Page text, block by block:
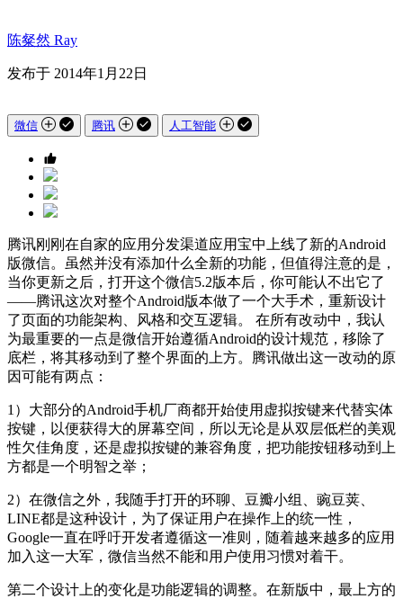
陈粲然 Ray
发布于 2014年1月22日
微信 腾讯 人工智能
腾讯刚刚在自家的应用分发渠道应用宝中上线了新的Android
版微信。虽然并没有添加什么全新的功能，但值得注意的是，
当你更新之后，打开这个微信5.2版本后，你可能认不出它了
——腾讯这次对整个Android版本做了一个大手术，重新设计
了页面的功能架构、风格和交互逻辑。 在所有改动中，我认
为最重要的一点是微信开始遵循Android的设计规范，移除了
底栏，将其移动到了整个界面的上方。腾讯做出这一改动的原
因可能有两点：
1）大部分的Android手机厂商都开始使用虚拟按键来代替实体
按键，以便获得大的屏幕空间，所以无论是从双层低栏的美观
性欠佳角度，还是虚拟按键的兼容角度，把功能按钮移动到上
方都是一个明智之举；
2）在微信之外，我随手打开的环聊、豆瓣小组、豌豆荚、
LINE都是这种设计，为了保证用户在操作上的统一性，
Google一直在呼吁开发者遵循这一准则，随着越来越多的应用
加入这一大军，微信当然不能和用户使用习惯对着干。
第二个设计上的变化是功能逻辑的调整。在新版中，最上方的